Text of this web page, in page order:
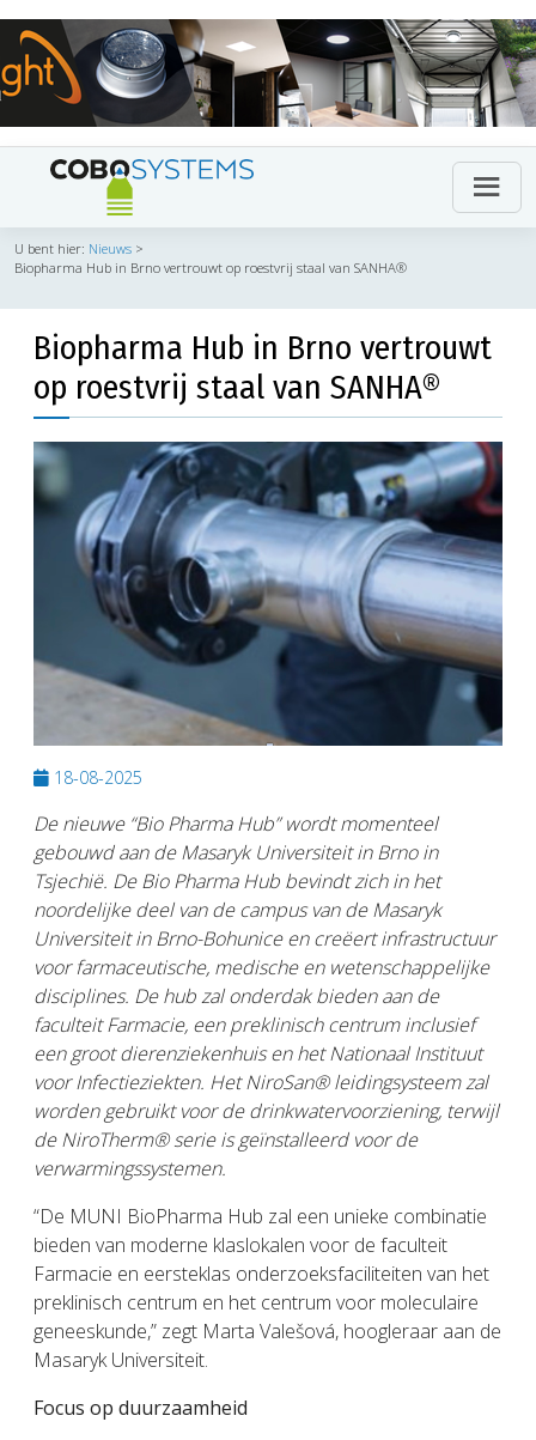
U bent hier: Nieuws >
Biopharma Hub in Brno vertrouwt op roestvrij staal van SANHA®
Biopharma Hub in Brno vertrouwt
op roestvrij staal van SANHA®
18-08-2025
De nieuwe “Bio Pharma Hub” wordt momenteel
gebouwd aan de Masaryk Universiteit in Brno in
Tsjechië. De Bio Pharma Hub bevindt zich in het
noordelijke deel van de campus van de Masaryk
Universiteit in Brno-Bohunice en creëert infrastructuur
voor farmaceutische, medische en wetenschappelijke
disciplines. De hub zal onderdak bieden aan de
faculteit Farmacie, een preklinisch centrum inclusief
een groot dierenziekenhuis en het Nationaal Instituut
voor Infectieziekten. Het NiroSan® leidingsysteem zal
worden gebruikt voor de drinkwatervoorziening, terwijl
de NiroTherm® serie is geïnstalleerd voor de
verwarmingssystemen.
“De MUNI BioPharma Hub zal een unieke combinatie
bieden van moderne klaslokalen voor de faculteit
Farmacie en eersteklas onderzoeksfaciliteiten van het
preklinisch centrum en het centrum voor moleculaire
geneeskunde,” zegt Marta Valešová, hoogleraar aan de
Masaryk Universiteit.
Focus op duurzaamheid